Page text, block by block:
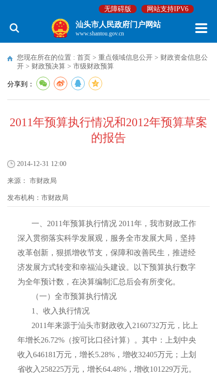
无障碍版 网站支持IPV6
汕头市人民政府门户网站
www.shantou.gov.cn
您现在所在的位置 : 首页 > 重点领域信息公开 > 财政资金信息公
开 > 财政预决算 > 市级财政预算
分享到：
2011年预算执行情况和2012年预算草案
的报告
2014-12-31 12:00
来源： 市财政局
发布机构： 市财政局
一、 2011年预算执行情况 2011年，我市财政工作
深入贯彻落实科学发展观，服务全市发展大局，坚持
改革创新，狠抓增收节支，保障和改善民生，推进经
济发展方式转变和幸福汕头建设。以下预算执行数字
为全年预计数，在决算编制汇总后会有所变化。
（一）全市预算执行情况
1
、收入执行情况
2011年来源于汕头市财政收入 2160732万元，比上
年增长26.72%（按可比口径计算）。其中：上划中央
收入646181万元，增长5.28%，增收32405万元；上划
省收入 258225万元，增长64.48%，增收101229万元。